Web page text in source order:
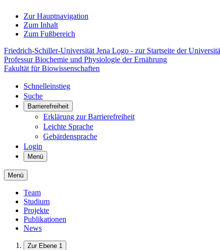
Zur Hauptnavigation
Zum Inhalt
Zum Fußbereich
Friedrich-Schiller-Universität Jena Logo - zur Startseite der
Professur Biochemie und Physiologie der Ernährung
Fakultät für Biowissenschaften
Schnelleinstieg
Suche
Barrierefreiheit
Erklärung zur Barrierefreiheit
Leichte Sprache
Gebärdensprache
Login
Menü
Menü
Team
Studium
Projekte
Publikationen
News
Zur Ebene 1